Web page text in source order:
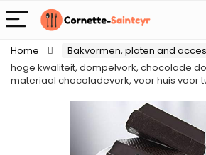
Home Bakvormen, platen and
hoge kwaliteit, dompelvork, chocolade
materiaal chocoladevork, voor huis voor